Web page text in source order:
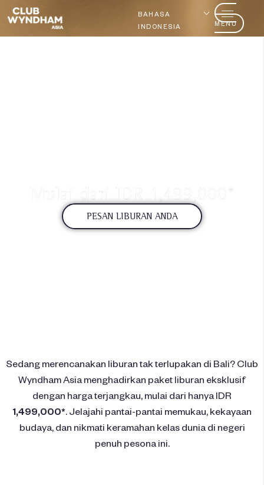
BAHASA
INDONESIA
MENU
Mulai dari IDR 1,499,000*
PESAN LIBURAN ANDA
Sedang merencanakan liburan tak terlupakan di Bali? Club
Wyndham Asia menghadirkan paket liburan eksklusif
dengan harga terjangkau, mulai dari hanya IDR
1,499,000*. Jelajahi pantai-pantai memukau, kekayaan
budaya, dan nikmati keramahan kelas dunia di negeri
penuh pesona ini.